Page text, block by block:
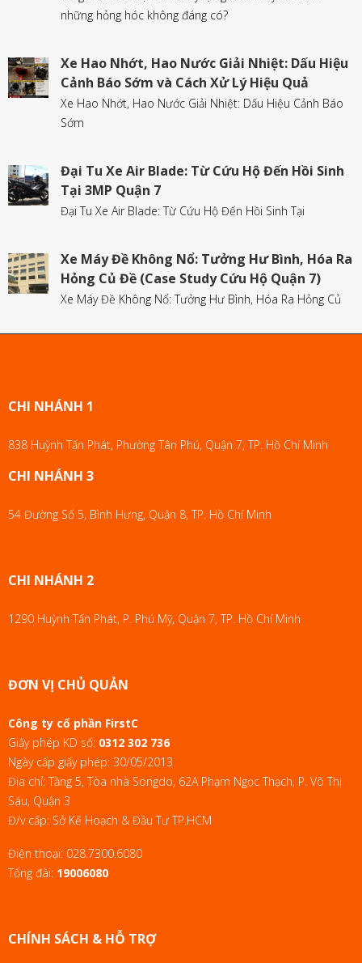
những hỏng hóc không đáng có?
Xe Hao Nhớt, Hao Nước Giải Nhiệt: Dấu Hiệu
Cảnh Báo Sớm và Cách Xử Lý Hiệu Quả
Xe Hao Nhớt, Hao Nước Giải Nhiệt: Dấu Hiệu Cảnh Báo
Sớm
Đại Tu Xe Air Blade: Từ Cứu Hộ Đến Hồi Sinh
Tại 3MP Quận 7
Đại Tu Xe Air Blade: Từ Cứu Hộ Đến Hồi Sinh Tại
Xe Máy Đề Không Nổ: Tưởng Hư Bình, Hóa Ra
Hỏng Củ Đề (Case Study Cứu Hộ Quận 7)
Xe Máy Đề Không Nổ: Tưởng Hư Bình, Hóa Ra Hỏng Củ
CHI NHÁNH 1
838 Huỳnh Tấn Phát, Phường Tân Phú, Quận 7, TP. Hồ Chí Minh
CHI NHÁNH 3
54 Đường Số 5, Bình Hưng, Quận 8, TP. Hồ Chí Minh
CHI NHÁNH 2
1290 Huỳnh Tấn Phát, P. Phú Mỹ, Quận 7, TP. Hồ Chí Minh
ĐƠN VỊ CHỦ QUẢN
Công ty cổ phần FirstC
Giấy phép KD số: 0312 302 736
Ngày cấp giấy phép: 30/05/2013
Địa chỉ: Tầng 5, Tòa nhà Songdo, 62A Phạm Ngọc Thạch, P. Võ Thị
Sáu, Quận 3
Đ/v cấp: Sở Kế Hoạch & Đầu Tư TP.HCM
Điện thoại: 028.7300.6080
Tổng đài: 19006080
CHÍNH SÁCH & HỖ TRỢ